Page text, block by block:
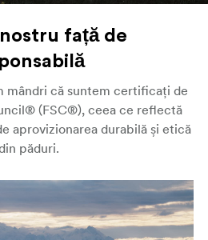
față de
mândri că suntem certificați de
(FSC®), ceea ce reflectă
aprovizionarea durabilă și etică
păduri.